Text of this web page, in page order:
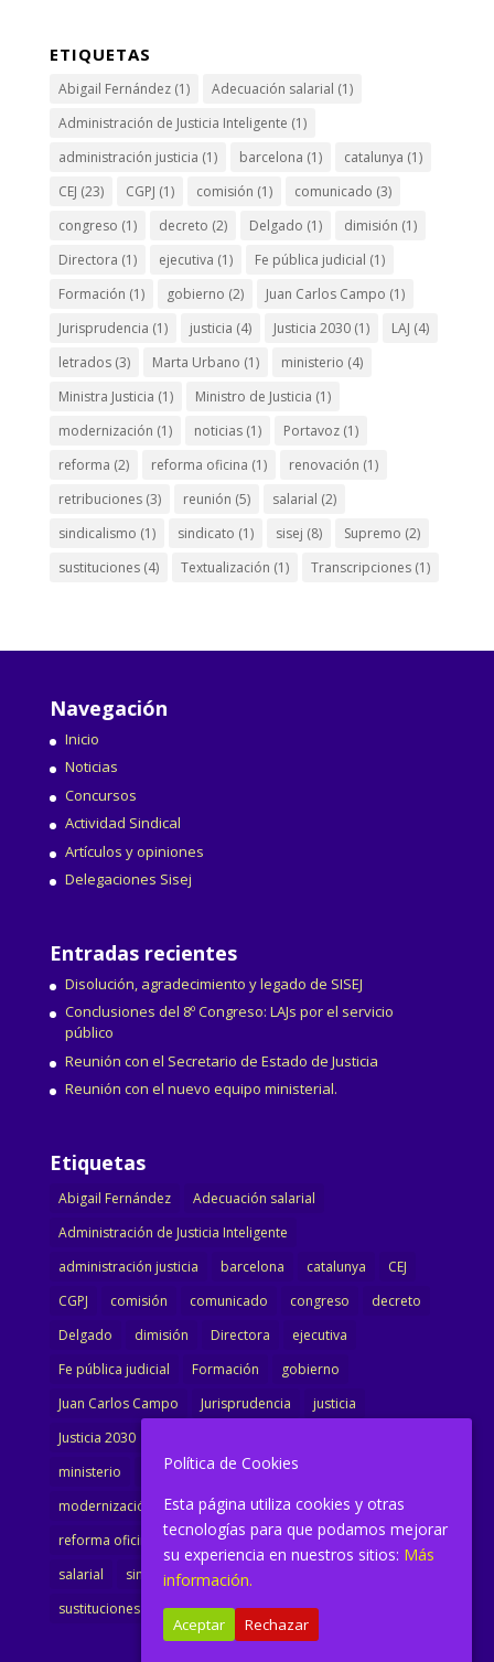
ETIQUETAS
Abigail Fernández(1) Adecuación salarial (1)
Administración de Justicia Inteligente (1)
administración justicia (1) barcelona (1) catalunya (1)
CEJ (23) CGPJ (1) comisión (1) comunicado (3)
congreso (1) decreto (2) Delgado (1) dimisión (1)
Directora (1) ejecutiva (1) Fe pública judicial (1)
Formación (1) gobierno (2) Juan Carlos Campo (1)
Jurisprudencia (1) justicia (4) Justicia 2030(1) LAJ (4)
letrados(3) Marta Urbano (1) ministerio (4)
Ministra Justicia (1) Ministro de Justicia (1)
modernización (1) noticias(1) Portavoz(1)
reforma (2) reforma oficina (1) renovación (1)
retribuciones(3) reunión (5) salarial (2)
sindicalismo (1) sindicato (1) sisej (8) Supremo (2)
sustituciones(4) Textualización (1) Transcripciones(1)
Navegación
Inicio
Noticias
Concursos
Actividad Sindical
Artículos y opiniones
Delegaciones Sisej
Entradas recientes
Disolución, agradecimiento y legado de SISEJ
Conclusiones del 8º Congreso: LAJs por el servicio
público
Reunión con el Secretario de Estado de Justicia
Reunión con el nuevo equipo ministerial.
Etiquetas
Abigail Fernández
Adecuación salarial
Administración de Justicia Inteligente
administración justicia
barcelona catalunya
CEJ
CGPJ
comisión comunicado congreso
decreto
Delgado
dimisión Directora
ejecutiva
Fe pública judicial
Formación
gobierno
Juan Carlos Campo
Jurisprudencia
justicia
Justicia 2030
ministerio
Ministra Justicia
Ministro de Justicia
modernización
noticias Portavoz
reforma
reforma oficina
renovación retribuciones
reunión
salarial
sindicalismo sindicato
sustituciones
Textualización Transcripciones
Política de Cookies
Esta página utiliza cookies y otras
tecnologías para que podamos mejorar
su experiencia en nuestros sitios: Más
información.
Aceptar Rechazar